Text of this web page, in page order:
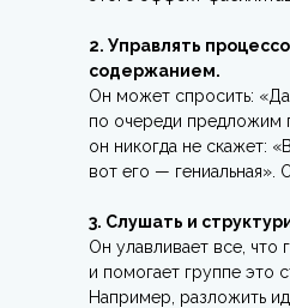
2. Управлять
содержанием.
Он может спросить:
по очереди предложим
он никогда не скажет:
вот его — гениальная».
3. Слушать и
Он улавливает все, что
и помогает группе это
Например, разложить